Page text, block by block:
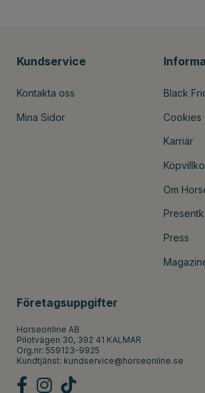
Kundservice
Kontakta oss
Mina Sidor
Black
Cookies
Karriär
Om
Press
Företagsuppgifter
Horseonline AB
Pilotvägen 30, 392 41 KALMAR
Org.nr: 559123-9925
Kundtjänst: kundservice@horseonline.se